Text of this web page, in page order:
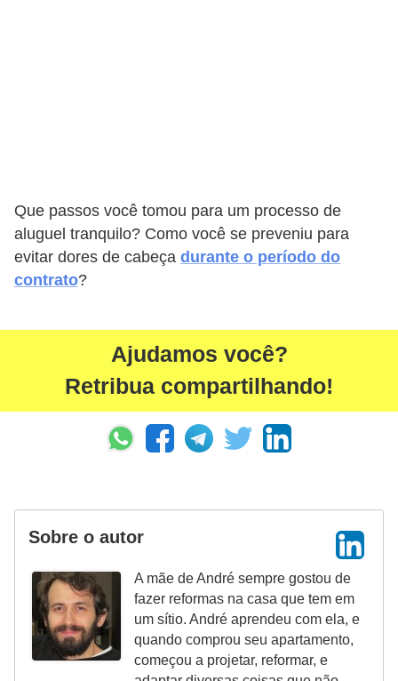
Que passos você tomou para um processo de
aluguel tranquilo? Como você se preveniu para
evitar dores de cabeça durante o período do
contrato?
Ajudamos você?
Retribua compartilhando!
Sobre o autor
A mãe de André sempre gostou de
fazer reformas na casa que tem em
um sítio. André aprendeu com ela, e
quando comprou seu apartamento,
começou a projetar, reformar, e